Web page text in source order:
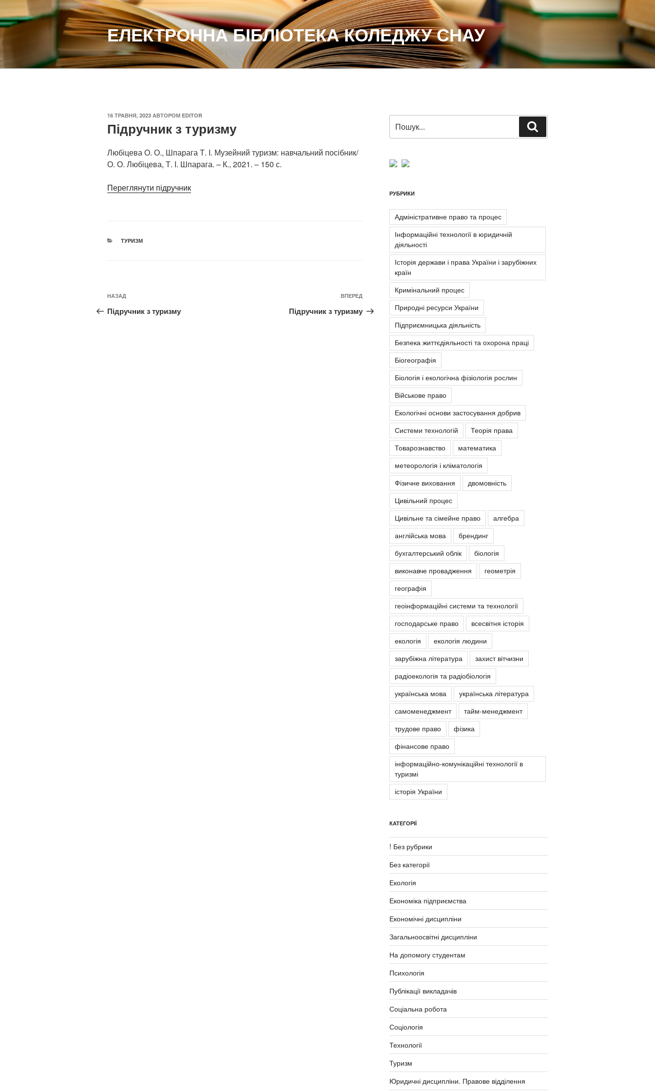
Перейти
до
вмісту
ЕЛЕКТРОННА БІБЛІОТЕКА КОЛЕДЖУ СНАУ
ОПУБЛІКОВАНО
16 ТРАВНЯ, 2023 АВТОРОМ EDITOR
Підручник з туризму
Любіцева О. О., Шпарага Т. І. Музейний туризм: навчальний посібник/
О. О. Любіцева, Т. І. Шпарага. – К., 2021. – 150 с.
Переглянути підручник
КАТЕГОРІЇ
ТУРИЗМ
Навігація
записів
Попередній
запис:
НАЗАД
Підручник з туризму
Наступний
запис
ВПЕРЕД
Підручник з туризму
за
запитом:
РУБРИКИ
Адміністративне право та процес
Інформаційні технології в юридичній
діяльності
Історія держави і права України і зарубіжних
країн
Кримінальний процес
Природні ресурси України
Підприємницька діяльність
Безпека життєдіяльності та охорона праці
Біогеографія
Біологія і екологічна фізіологія рослин
Військове право
Екологічні основи застосування добрив
Системи технологій
Теорія права
Товарознавство
математика
метеорологія і кліматологія
Фізичне виховання
двомовність
Цивільний процес
Цивільне та сімейне право
алгебра
англійська мова
брендинг
бухгалтерський облік
біологія
виконавче провадження
геометрія
географія
геоінформаційні системи та технології
господарське право
всесвітня історія
екологія
екологія людини
зарубіжна література
захист вітчизни
радіоекологія та радіобіологія
українська мова
українська література
самоменеджмент
тайм-менеджмент
трудове право
фізика
фінансове право
інформаційно-комунікаційні технології в
туризмі
історія України
КАТЕГОРІЇ
! Без рубрики
Без категорії
Екологія
Економіка підприємства
Економічні дисципліни
Загальноосвітні дисципліни
На допомогу студентам
Психологія
Публікації викладачів
Соціальна робота
Соціологія
Технології
Туризм
Юридичні дисципліни. Правове відділення